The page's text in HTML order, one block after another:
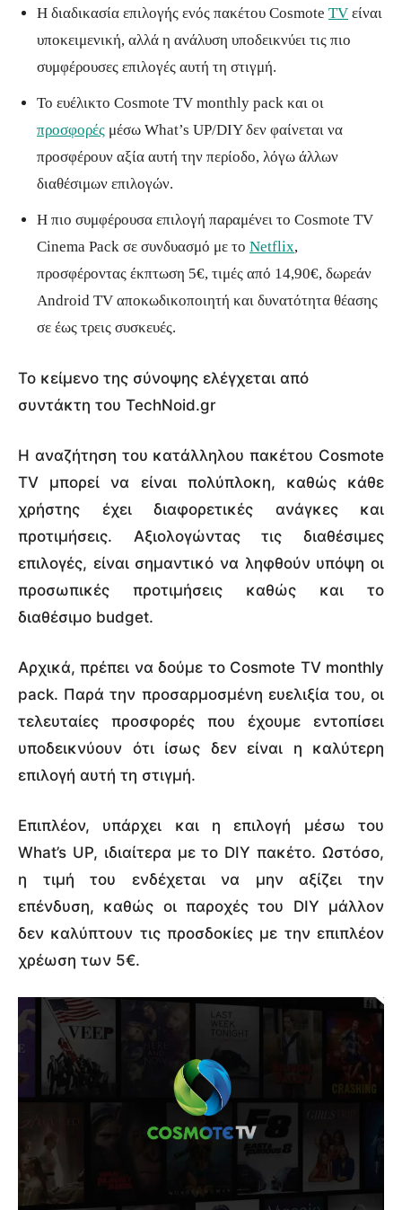
Η διαδικασία επιλογής ενός πακέτου Cosmote TV είναι
υποκειμενική, αλλά η ανάλυση υποδεικνύει τις πιο
συμφέρουσες επιλογές αυτή τη στιγμή.
Το ευέλικτο Cosmote TV monthly pack και οι
προσφορές μέσω What’s UP/DIY δεν φαίνεται να
προσφέρουν αξία αυτή την περίοδο, λόγω άλλων
διαθέσιμων επιλογών.
Η πιο συμφέρουσα επιλογή παραμένει το Cosmote TV
Cinema Pack σε συνδυασμό με το Netflix,
προσφέροντας έκπτωση 5€, τιμές από 14,90€, δωρεάν
Android TV αποκωδικοποιητή και δυνατότητα θέασης
σε έως τρεις συσκευές.
Το κείμενο της σύνοψης ελέγχεται από
συντάκτη του TechNoid.gr
Η αναζήτηση του κατάλληλου πακέτου Cosmote
TV μπορεί να είναι πολύπλοκη, καθώς κάθε
χρήστης έχει διαφορετικές ανάγκες και
προτιμήσεις. Αξιολογώντας τις διαθέσιμες
επιλογές, είναι σημαντικό να ληφθούν υπόψη οι
προσωπικές προτιμήσεις καθώς και το
διαθέσιμο budget.
Αρχικά, πρέπει να δούμε το Cosmote TV monthly
pack. Παρά την προσαρμοσμένη ευελιξία του, οι
τελευταίες προσφορές που έχουμε εντοπίσει
υποδεικνύουν ότι ίσως δεν είναι η καλύτερη
επιλογή αυτή τη στιγμή.
Επιπλέον, υπάρχει και η επιλογή μέσω του
What’s UP, ιδιαίτερα με το DIY πακέτο. Ωστόσο,
η τιμή του ενδέχεται να μην αξίζει την
επένδυση, καθώς οι παροχές του DIY μάλλον
δεν καλύπτουν τις προσδοκίες με την επιπλέον
χρέωση των 5€.